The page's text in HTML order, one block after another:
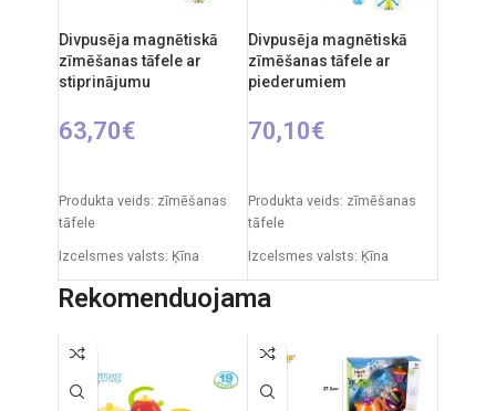
Divpusēja magnētiskā
zīmēšanas tāfele ar
stiprinājumu
63,70€
Produkta veids: zīmēšanas
tāfele
Izcelsmes valsts: Ķīna
Iepakojuma izmēri: 12 x 53,5
x 61,5 cm
Produkta izmēri: 33 x 58 x 84
Ieteicamais vecums: no 3
Divpusēja magnētiskā
zīmēšanas tāfele ar
piederumiem
70,10€
Produkta veids: zīmēšanas
tāfele
Izcelsmes valsts: Ķīna
x 76,5 cm
Produkta izmēri: 33 x 58 x 110
Ieteicamais vecums: no 3
Rekomenduojama